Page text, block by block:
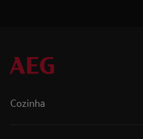
Cozinha